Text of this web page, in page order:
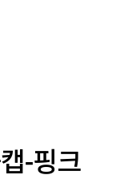
-핑크